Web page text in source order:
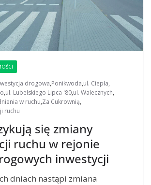
drogowa,Ponikwoda,ul. Ciepła,
,ul. Lubelskiego Lipca '80,ul. Walecznych,
w ruchu,Za Cukrownią,
ruchu
się zmiany
ruchu w rejonie
inwestycji
dniach nastąpi zmiana